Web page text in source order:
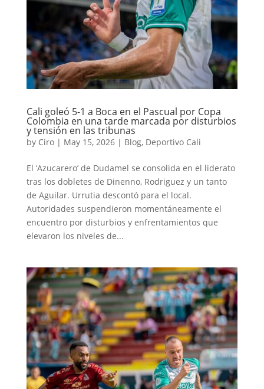
Cali goleó 5-1 a Boca en el Pascual por Copa
Colombia en una tarde marcada por disturbios
y tensión en las tribunas
by Ciro| May 15, 2026| Blog, Deportivo Cali
El ‘Azucarero’ de Dudamel se consolida en el liderato
tras los dobletes de Dinenno, Rodriguez y un tanto
de Aguilar. Urrutia descontó para el local.
Autoridades suspendieron momentáneamente el
encuentro por disturbios y enfrentamientos que
elevaron los niveles de...